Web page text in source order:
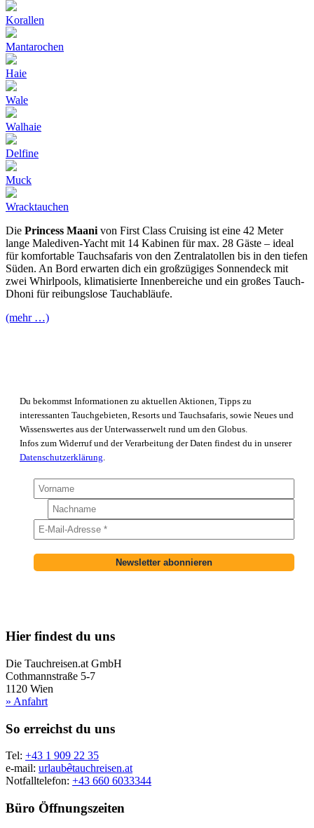
Korallen
Mantarochen
Haie
Wale
Walhaie
Delfine
Muck
Wracktauchen
Die Princess Maani von First Class Cruising ist eine 42 Meter
lange Malediven-Yacht mit 14 Kabinen für max. 28 Gäste – ideal
für komfortable Tauchsafaris von den Zentralatollen bis in den tiefen
Süden. An Bord erwarten dich ein großzügiges Sonnendeck mit
zwei Whirlpools, klimatisierte Innenbereiche und ein großes Tauch-
Dhoni für reibungslose Tauchabläufe.
(mehr …)
Du bekommst Informationen zu aktuellen Aktionen, Tipps zu
interessanten Tauchgebieten, Resorts und Tauchsafaris, sowie Neues und
Wissenswertes aus der Unterwasserwelt rund um den Globus.
Infos zum Widerruf und der Verarbeitung der Daten findest du in unserer
Datenschutzerklärung.
Hier findest du uns
Die Tauchreisen.at GmbH
Cothmannstraße 5-7
1120 Wien
» Anfahrt
So erreichst du uns
Tel: +43 1 909 22 35
e-mail: urlaub∂tauchreisen.at
Notfalltelefon: +43 660 6033344
Büro Öffnungszeiten